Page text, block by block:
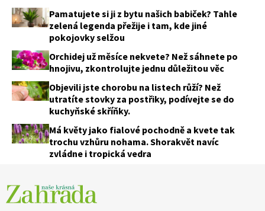
Pamatujete si ji z bytu našich babiček? Tahle
zelená legenda přežije i tam, kde jiné
pokojovky selžou
Orchidej už měsíce nekvete? Než sáhnete po
hnojivu, zkontrolujte jednu důležitou věc
Objevili jste chorobu na listech růží? Než
utratíte stovky za postřiky, podívejte se do
kuchyňské skříňky.
Má květy jako fialové pochodně a kvete tak
trochu vzhůru nohama. Shorakvět navíc
zvládne i tropická vedra